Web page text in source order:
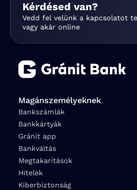
Kérdésed van?
Vedd fel velünk a kapcsolatot
vagy akár online
Magánszemélyeknek
Bankszámlák
Bankkártyák
Gránit app
Bankváltás
Megtakarítások
Hitelek
Kiberbiztonság